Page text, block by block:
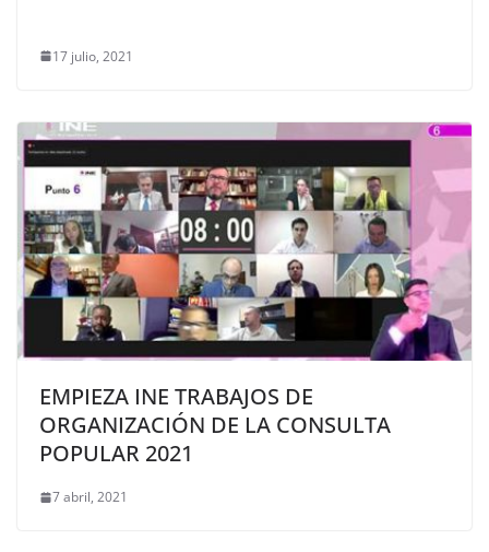
17 julio, 2021
EMPIEZA INE TRABAJOS DE
ORGANIZACIÓN DE LA CONSULTA
POPULAR 2021
7 abril, 2021